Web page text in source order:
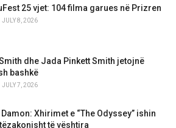
25 vjet: 104 filma garues në Prizren
JULY 8, 2026
dhe Jada Pinkett Smith jetojnë
bashkë
JULY 7, 2026
Damon: Xhirimet e “The Odyssey” ishin
të vështira